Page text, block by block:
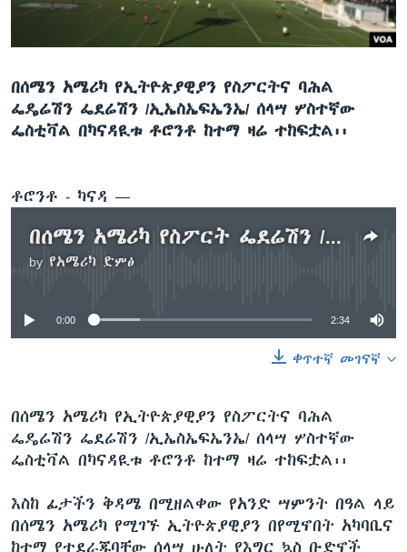
በሰሜን አሜሪካ የኢትዮጵያዊያን የስፖርትና ባሕል
ፌዴሬሽን ፌደሬሽን /ኢኤስኤፍኤንኤ/ ሰላሣ ሦስተኛው
ፌስቲቫል በካናዳዪቱ ቶሮንቶ ከተማ ዛሬ ተከፍቷል፡፡
ቶሮንቶ - ካናዳ —
በሰሜን አሜሪካ የስፖርት ፌደሬሽን /ኢኤስኤፍኤንኤ/ በዓል በቶሮንቶ ተጀመረ
by የአሜሪካ ድምፅ
No media source currently available
0:00 2:34
ቀጥተኛ መገናኛ
በሰሜን አሜሪካ የኢትዮጵያዊያን የስፖርትና ባሕል
ፌዴሬሽን ፌደሬሽን /ኢኤስኤፍኤንኤ/ ሰላሣ ሦስተኛው
ፌስቲቫል በካናዳዪቱ ቶሮንቶ ከተማ ዛሬ ተከፍቷል፡፡
እስከ ፊታችን ቅዳሜ በሚዘልቀው የአንድ ሣምንት በዓል ላይ
በሰሜን አሜሪካ የሚገኙ ኢትዮጵያዊያን በየሚኖበት አካባቢና
ከተማ የተደራጁባቸው ሰላሣ ሁለት የእግር ኳስ ቡድኖች